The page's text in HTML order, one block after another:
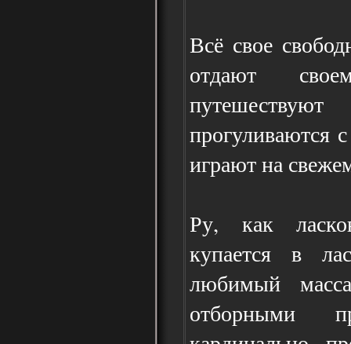
Всё свое
отдают
прогуливаются
играют на
Ру, как
купается в
любимый
отборными